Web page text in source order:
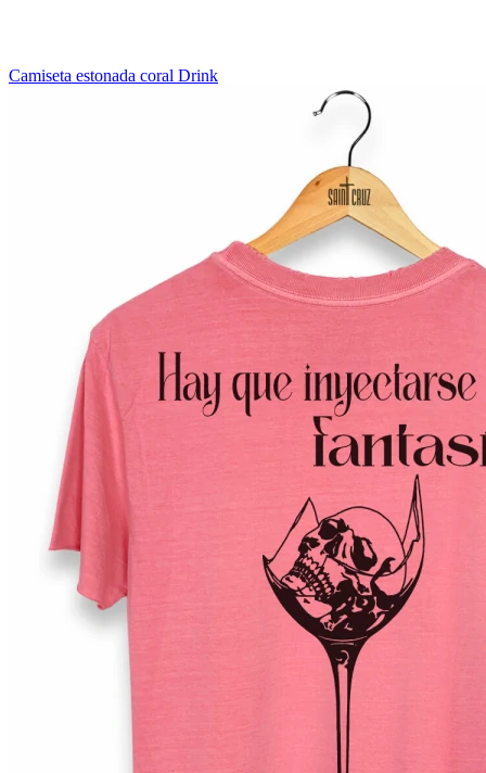
Camiseta estonada coral Drink